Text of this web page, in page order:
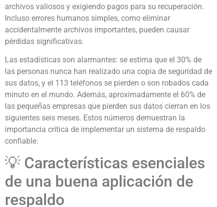
archivos valiosos y exigiendo pagos para su recuperación.
Incluso errores humanos simples, como eliminar
accidentalmente archivos importantes, pueden causar
pérdidas significativas.
Las estadísticas son alarmantes: se estima que el 30% de
las personas nunca han realizado una copia de seguridad de
sus datos, y el 113 teléfonos se pierden o son robados cada
minuto en el mundo. Además, aproximadamente el 60% de
las pequeñas empresas que pierden sus datos cierran en los
siguientes seis meses. Estos números demuestran la
importancia crítica de implementar un sistema de respaldo
confiable.
💡 Características esenciales
de una buena aplicación de
respaldo